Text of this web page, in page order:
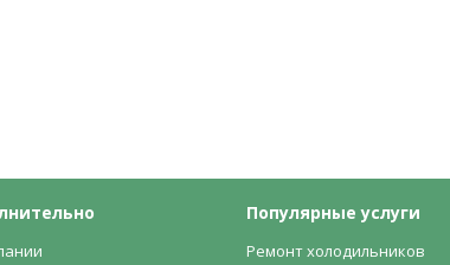
Популярные услуги
Ремонт холодильников